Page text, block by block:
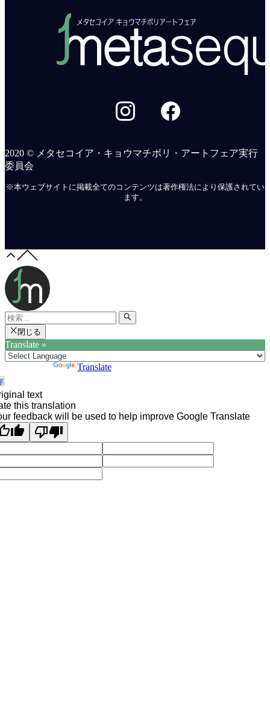
2020 © メタセコイア・キョウマチボリ・アートフェア実行
委員会
※本ウェブサイトに掲載全てのコンテンツは著作権法により保護されてい
ます。
閉じる
Translate »
Translate
text
this translation
feedback will be used to help improve Google Translate